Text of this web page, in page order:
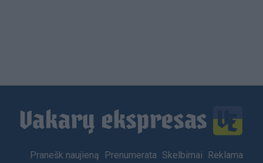
Footer
Pranešk naujieną Prenumerata Skelbimai Reklama